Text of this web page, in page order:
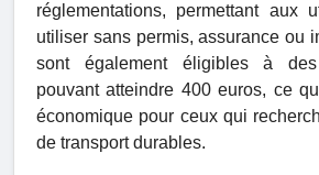
réglementations, permettant aux
utiliser sans permis, assurance ou
sont également éligibles à
pouvant atteindre 400 euros, ce
économique pour ceux qui
de transport durables.